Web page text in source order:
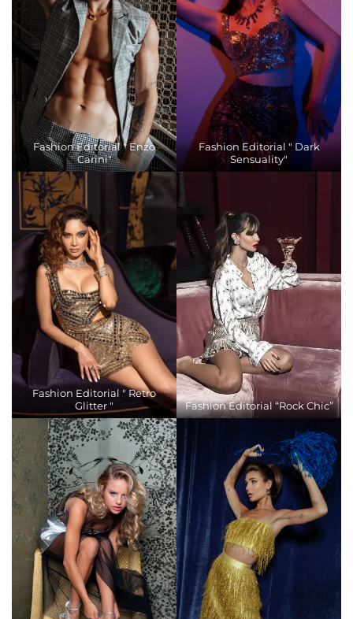
Fashion Editorial " Enzo
Carini"
Fashion Editorial " Dark
Sensuality"
Fashion Editorial " Retro
Glitter "
Fashion Editorial “Rock Chic”